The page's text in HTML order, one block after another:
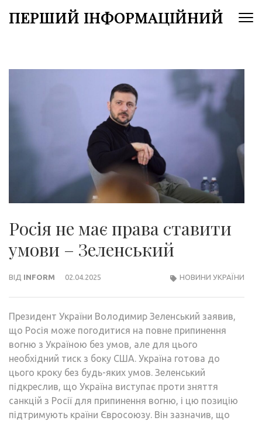
доПЕРШИЙ ІНФОРМАЦІЙНИЙ
Росія не має права ставити
умови – Зеленський
ВІД INFORM 02.04.2025 НОВИНИ УКРАЇНИ
Президент України Володимир Зеленський заявив,
що Росія може погодитися на повне припинення
вогню з Україною без умов, але для цього
необхідний тиск з боку США. Україна готова до
цього кроку без будь-яких умов. Зеленський
підкреслив, що Україна виступає проти зняття
санкцій з Росії для припинення вогню, і цю позицію
підтримують країни Євросоюзу. Він зазначив, що